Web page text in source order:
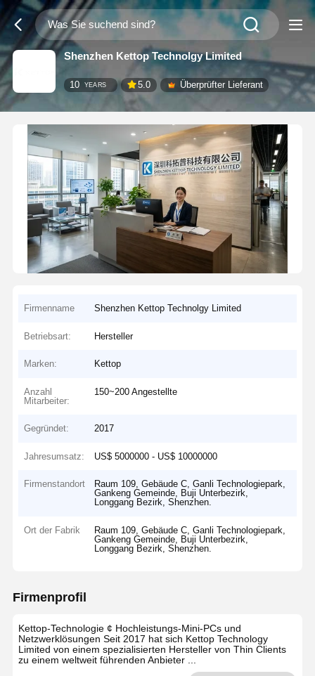
Shenzhen Kettop Technolgy Limited
10 YEARS 5.0 Überprüfter Lieferant
Firmenname Shenzhen Kettop Technolgy Limited
Betriebsart: Hersteller
Marken: Kettop
Anzahl
Mitarbeiter:
150~200 Angestellte
Gegründet: 2017
Jahresumsatz: US$ 5000000 - US$ 10000000
Firmenstandort
Raum 109, Gebäude C, Ganli Technologiepark,
Gankeng Gemeinde, Buji Unterbezirk,
Longgang Bezirk, Shenzhen.
Ort der Fabrik
Raum 109, Gebäude C, Ganli Technologiepark,
Gankeng Gemeinde, Buji Unterbezirk,
Longgang Bezirk, Shenzhen.
Firmenprofil
Kettop-Technologie ¢ Hochleistungs-Mini-PCs und
Netzwerklösungen Seit 2017 hat sich Kettop Technology
Limited von einem spezialisierten Hersteller von Thin Clients
zu einem weltweit führenden Anbieter ...